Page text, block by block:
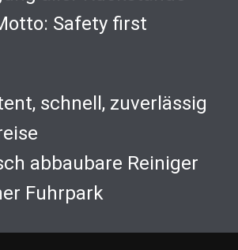
Safety first
schnell, zuverlässig
abbaubare Reiniger
Fuhrpark